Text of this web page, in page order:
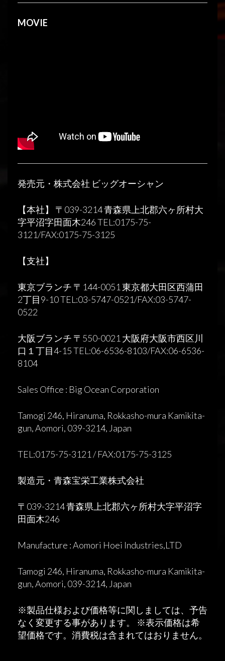
MOVIE
発売元・株式会社 ビッグオーシャン
【本社】 〒039-3214 青森県上北郡六ヶ所村大
字平沼字田面木246 TEL:0175-75-
3121/FAX:0175-75-3125
【支社】
東京ブランチ 〒144-0051 東京都大田区西蒲田
2丁目9-10 TEL:03-5747-0521/FAX:03-5747-
0522
大阪ブランチ 〒550-0021 大阪府大阪市西区川
口１丁目4-15 TEL:06-6536-8103/FAX:06-6536-
8104
Sales Office : Big Ocean Corporation
Tamogi 246, Hiranuma, Rokkasho-mura Kamikita-
gun, Aomori, 039-3214, Japan
TEL:0175-75-3121 / FAX:0175-75-3125
製造元・青森宝栄工業株式会社
〒039-3214 青森県上北郡六ヶ所村大字平沼字
田面木246
Manufacture : Aomori Hoei Industries,LTD
Tamogi 246, Hiranuma, Rokkasho-mura Kamikita-
gun, Aomori, 039-3214, Japan
※製品仕様および価格等に関しましては、予告
なく変更する事があります。 ※表示価格は希
望価格です。消費税は含まれてはおりません。